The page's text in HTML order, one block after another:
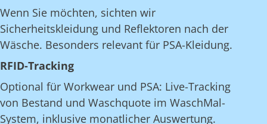
Wenn Sie möchten, sichten wir
Sicherheitskleidung und Reflektoren nach der
Wäsche. Besonders relevant für PSA-Kleidung.
RFID-Tracking
Optional für Workwear und PSA: Live-Tracking
von Bestand und Waschquote im WaschMal-
System, inklusive monatlicher Auswertung.